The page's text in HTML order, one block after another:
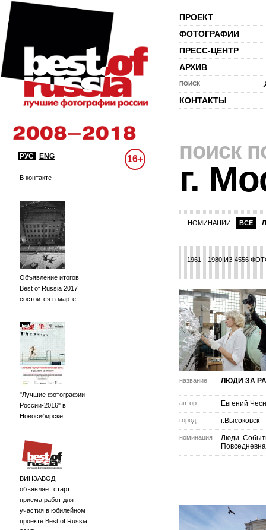
ПРОЕКТ
ФОТОГРАФИИ
ПРЕСС-ЦЕНТР
АРХИВ
ПОИСК
КОНТАКТЫ
РУС ENG 16+
В контакте
Объявление итогов
Best of Russia 2017
состоится в марте
"Лучшие фотографии
России-2016" в
Новосибирске!
ВИНЗАВОД
объявляет старт
приема работ для
участия в юбилейном
проекте Best of Russia
поиск
г.
НОМИНАЦИИ: ВСЕ
1961—1980 ИЗ 4556
73 74 75 76 85 86 87 88 89 90
название ЛЮДИ ЗА
автор Евгений
город г.Высоковск
номинация
Люди.